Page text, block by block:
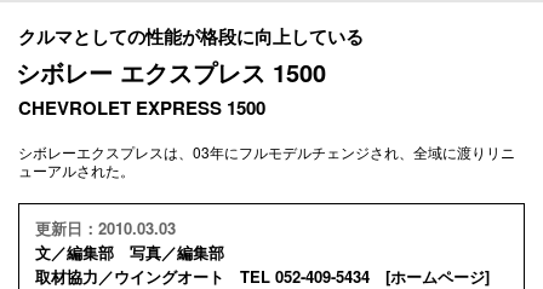
クルマとしての性能が格段に向上している
シボレー エクスプレス 1500
CHEVROLET EXPRESS 1500
シボレーエクスプレスは、03年にフルモデルチェンジされ、全域に渡りリニ
ューアルされた。
更新日：2010.03.03
文／編集部 写真／編集部
取材協力／ウイングオート TEL 052-409-5434 [ホームページ]